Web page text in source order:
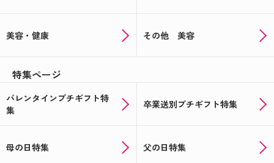
美容・健康 その他 美容
特集ページ
バレンタインプチギフト特
集
卒業送別プチギフト特集
母の日特集 父の日特集